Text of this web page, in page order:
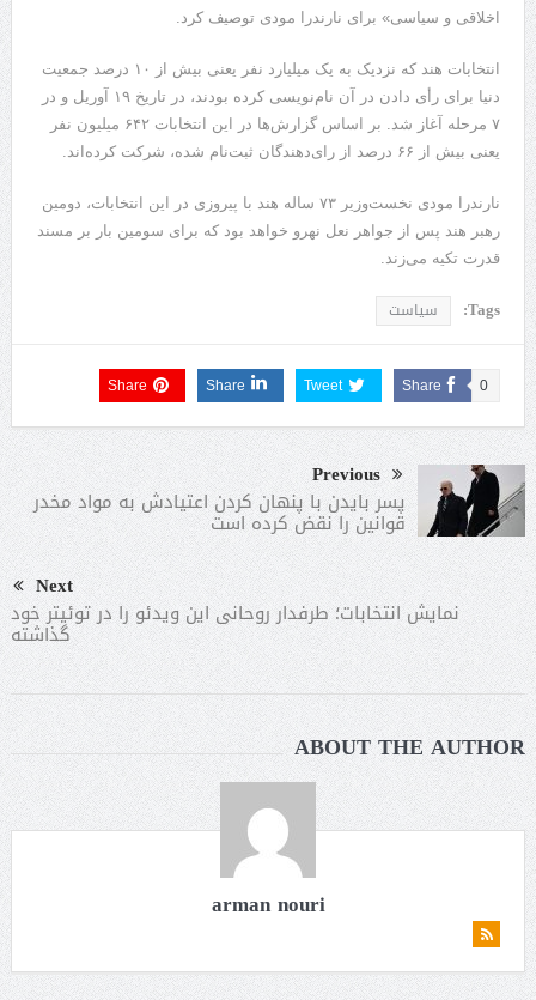
اخلاقی و سیاسی» برای نارندرا مودی توصیف کرد.
انتخابات هند که نزدیک به یک میلیارد نفر یعنی بیش از ۱۰ درصد جمعیت
دنیا برای رأی دادن در آن نام‌نویسی کرده بودند، در تاریخ ۱۹ آوریل و در
۷ مرحله آغاز شد. بر اساس گزارش‌ها در این انتخابات ۶۴۲ میلیون نفر
یعنی بیش از ۶۶ درصد از رای‌دهندگان ثبت‌نام شده، شرکت کرده‌اند.
نارندرا مودی نخست‌وزیر ۷۳ ساله هند با پیروزی در این انتخابات، دومین
رهبر هند پس از جواهر نعل نهرو خواهد بود که برای سومین بار بر مسند
قدرت تکیه می‌زند.
Tags: سیاست
Share 0
Tweet
Share
Share
Previous
پسر بایدن با پنهان کردن اعتیادش به مواد مخدر
قوانین را نقض کرده است
Next
نمایش انتخابات؛ طرفدار روحانی این ویدئو را در توئیتر خود
گذاشته
ABOUT THE AUTHOR
arman nouri